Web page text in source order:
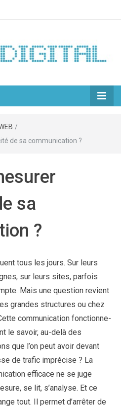
Le Digital
/
de sa communication ?
sa
?
tous les jours. Sur leurs
sur leurs sites, parfois
Mais une question revient
grandes structures ou chez
communication fonctionne-
le savoir, au-delà des
que l’on peut avoir devant
de trafic imprécise ? La
efficace ne se juge
se lit, s’analyse. Et ce
tout. Il permet d’arrêter de